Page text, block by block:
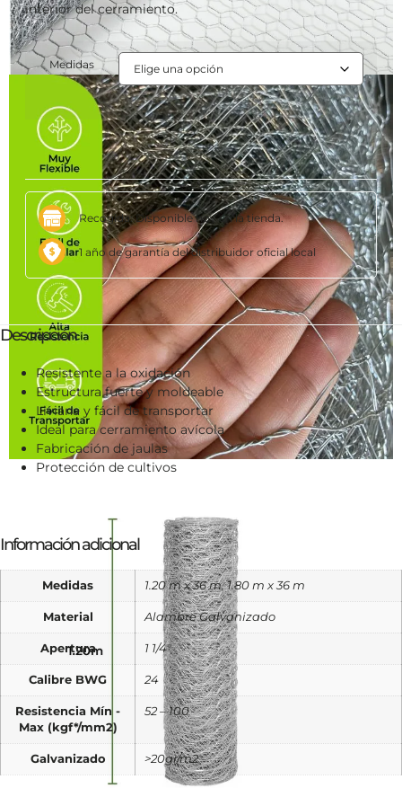
interior del cerramiento.
Medidas
Recogida: Disponible hoy en la tienda.
1 año de garantía del distribuidor oficial local
Descripción
Resistente a la oxidación
Estructura fuerte y moldeable
Liviana y fácil de transportar
Ideal para cerramiento avícola
Fabricación de jaulas
Protección de cultivos
Información adicional
Medidas 1.20 m x 36 m, 1.80 m x 36 m
Material Alambre Galvanizado
Apertura 1 1/4"
Calibre BWG 24
Resistencia Mín -
Max (kgf*/mm2)
52 – 100
Galvanizado >20gr/m2